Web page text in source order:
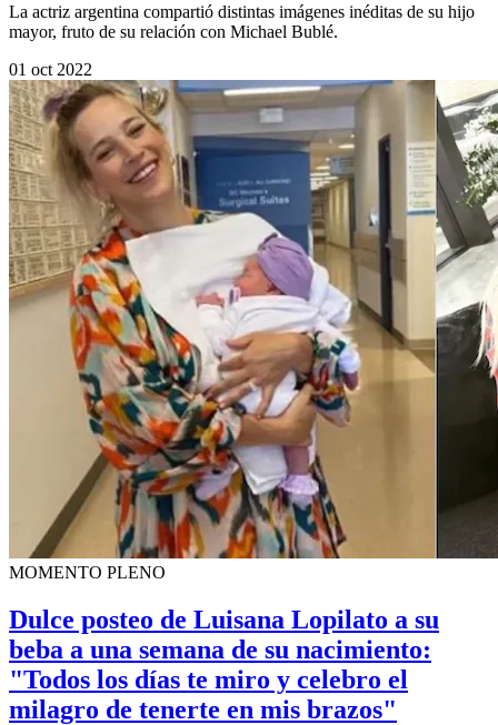
La actriz argentina compartió distintas imágenes inéditas de su hijo
mayor, fruto de su relación con Michael Bublé.
01 oct 2022
MOMENTO PLENO
Dulce posteo de Luisana Lopilato a su
beba a una semana de su nacimiento:
"Todos los días te miro y celebro el
milagro de tenerte en mis brazos"